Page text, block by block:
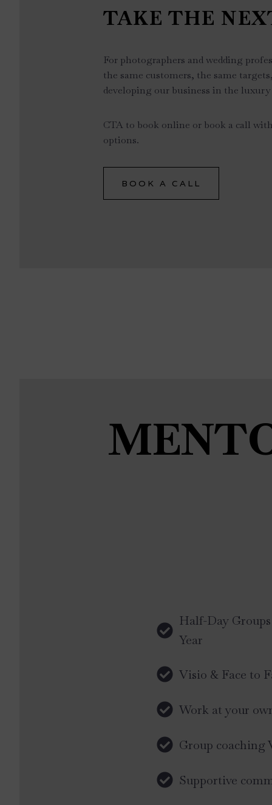
TAKE THE
For photographers and wedding
the same customers, the same
developing our business in the
CTA to book online or book a call
options.
BOOK A CALL
Half-Day
Year
Visio & Face to
Work at your
Group coaching
Supportive